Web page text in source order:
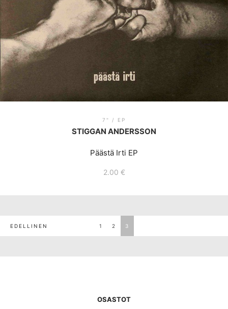
7" / EP
STIGGAN ANDERSSON
Päästä Irti EP
2.00 €
ARTIKKELIEN
EDELLINEN 1 2 3
OSASTOT